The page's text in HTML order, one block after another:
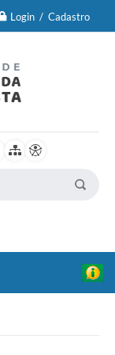
Login / Cadastro